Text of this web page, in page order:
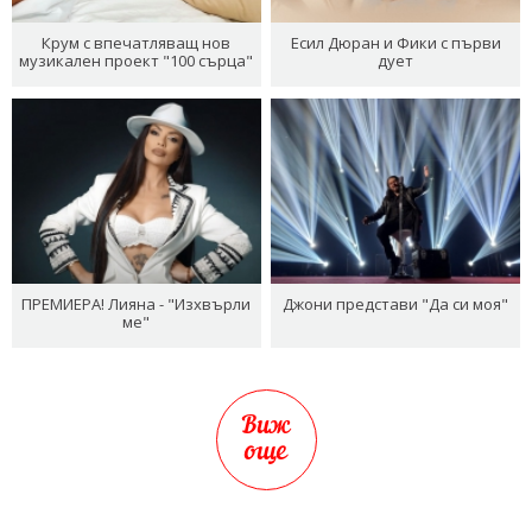
Крум с впечатляващ нов
музикален проект "100 сърца"
Есил Дюран и Фики с първи
дует
ПРЕМИЕРА! Лияна - "Изхвърли
ме"
Джони представи "Да си моя"
Виж
още